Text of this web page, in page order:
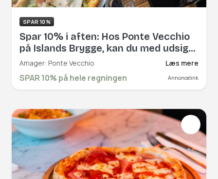
SPAR 10%
Spar 10% i aften: Hos Ponte Vecchio
på Islands Brygge, kan du med udsigt
over havnekajen, smage og opleve
det italienske køkken, når det er
bedst. Book hér og få rabat på hele
Amager: Ponte Vecchio Læs mere
SPAR 10% på hele regningen Annoncelink